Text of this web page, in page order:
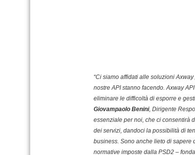
“Ci siamo affidati alle soluzioni
nostre API stanno facendo. Axway
eliminare le difficoltà di esporre e
Giovampaolo Benini, Dirigente
essenziale per noi, che ci consentirà
dei servizi, dandoci la possibilità di
business. Sono anche lieto di sapere
normative imposte dalla PSD2 –